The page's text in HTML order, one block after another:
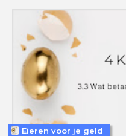
Eieren voor je geld